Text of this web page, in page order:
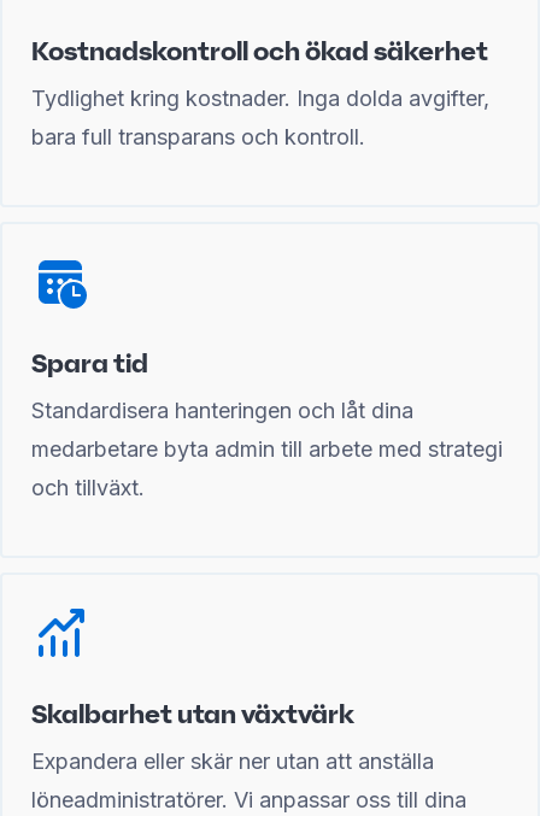
Kostnadskontroll och ökad säkerhet
Tydlighet kring kostnader. Inga dolda avgifter,
bara full transparans och kontroll.
Spara tid
Standardisera hanteringen och låt dina
medarbetare byta admin till arbete med strategi
och tillväxt.
Skalbarhet utan växtvärk
Expandera eller skär ner utan att anställa
löneadministratörer. Vi anpassar oss till dina